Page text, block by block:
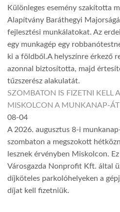
Különleges esemény szakította
Alapítvány Baráthegyi
fejlesztési munkálatokat. Az
egy munkagép egy
ki a földből.A helyszínre érkező
azonnal biztosította, majd
tűzszerész alakulatát.
SZOMBATON IS FIZETNI KELL
MISKOLCON A MUNKANAP-
08-04
A 2026. augusztus 8-i
szombaton a megszokott
lesznek érvényben Miskolcon.
Városgazda Nonprofit Kft. által
díjköteles parkolóhelyeken a
díjat kell fizetniük.